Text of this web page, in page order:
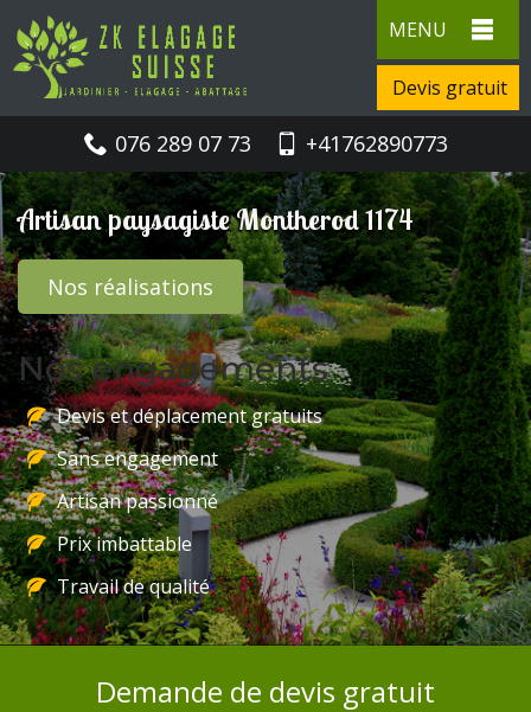
MENU
Devis gratuit
076 289 07 73 +41762890773
Artisan paysagiste Montherod 1174
Nos réalisations
Nos engagements
Devis et déplacement gratuits
Sans engagement
Artisan passionné
Prix imbattable
Travail de qualité
Demande de devis gratuit